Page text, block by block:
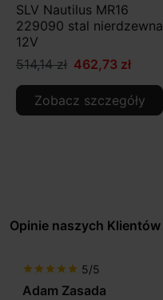
SLV Nautilus MR16
229090 stal nierdzewna
12V
514,14 zł 462,73 zł
Zobacz szczegóły
Opinie naszych Klientów
star star star star star 5/5
Adam Zasada